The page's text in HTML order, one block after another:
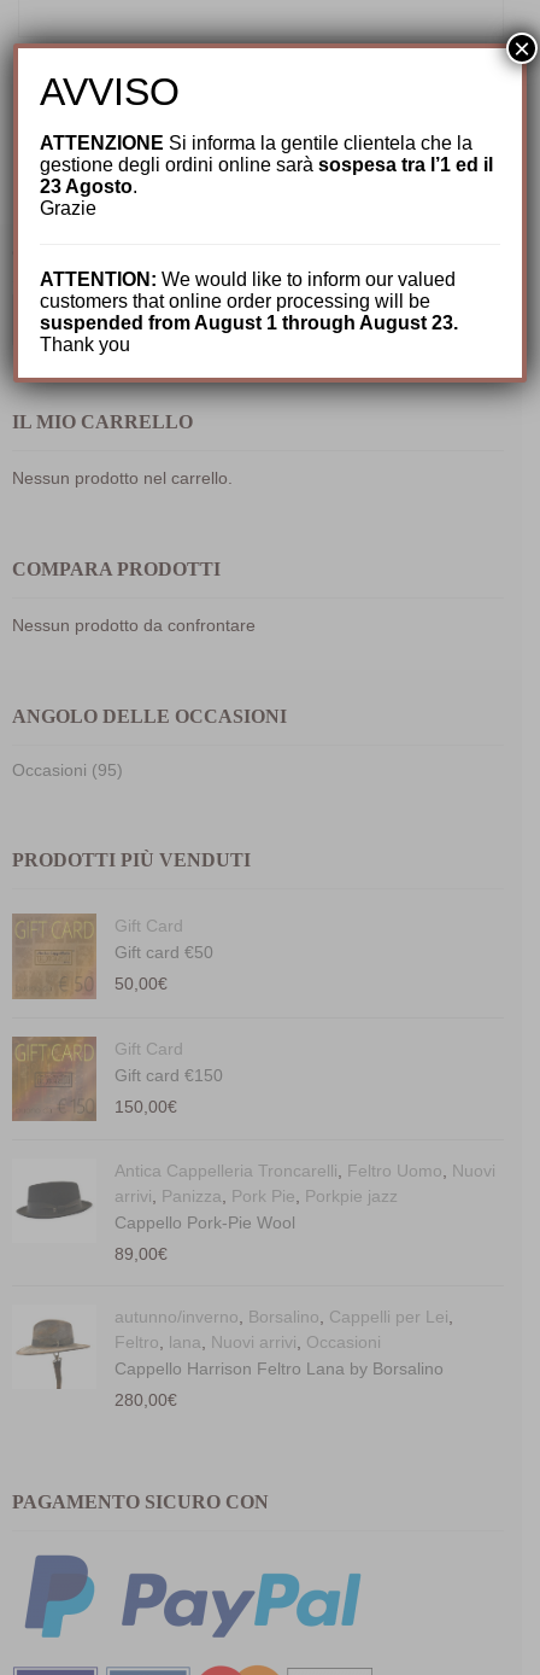
Cappello Outdoor Mexican Palm by Stetson
249,00
Cerca:
IL MIO CARRELLO
Nessun prodotto nel carrello.
COMPARA PRODOTTI
Nessun prodotto da confrontare
ANGOLO DELLE OCCASIONI
Occasioni (95)
PRODOTTI PIÙ VENDUTI
Gift Card
Gift card €50
50,00€
Gift Card
Gift card €150
150,00€
Antica Cappelleria Troncarelli Feltro Uomo
Nuovi
arrivi
Panizza Pork Pie
Porkpie jazz
Cappello Pork-Pie Wool
89,00€
autunno/inverno Borsalino Cappelli per Lei
Feltro
lana Nuovi arrivi
Occasioni
Cappello Harrison Feltro Lana by Borsalino
280,00€
PAGAMENTO SICURO CON
AVVISO
ATTENZIONE Si informa la gentile clientela che la
gestione degli ordini online saràsospesa tra l’1 ed il
23 Agosto.
Grazie
ATTENTION: We would like to inform our valued
customers that online order processing will be
suspended from August 1 through August 23.
Thank you
×